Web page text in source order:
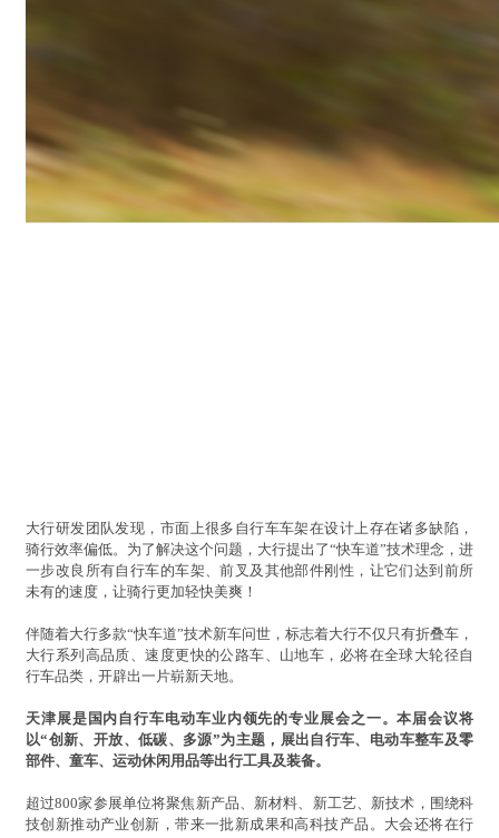
大行研发团队发现，市面上很多自行车车架在设计上存在诸多缺陷，
骑行效率偏低。为了解决这个问题，大行提出了“快车道”技术理念，进
一步改良所有自行车的车架、前叉及其他部件刚性，让它们达到前所
未有的速度，让骑行更加轻快美爽！
伴随着大行多款“快车道”技术新车问世，标志着大行不仅只有折叠车，
大行系列高品质、速度更快的公路车、山地车，必将在全球大轮径自
行车品类，开辟出一片崭新天地。
天津展是国内自行车电动车业内领先的专业展会之一。本届会议将
以“创新、开放、低碳、多源”为主题，展出自行车、电动车整车及零
部件、童车、运动休闲用品等出行工具及装备。
超过800家参展单位将聚焦新产品、新材料、新工艺、新技术，围绕科
技创新推动产业创新，带来一批新成果和高科技产品。大会还将在行